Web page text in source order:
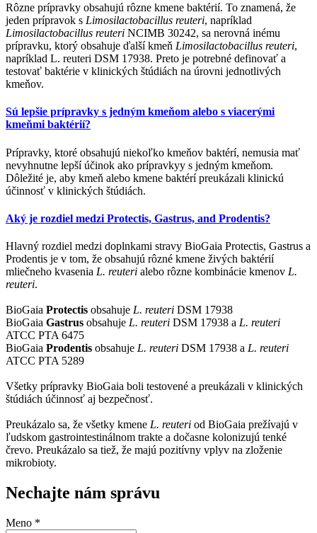
Rôzne prípravky obsahujú rôzne kmene baktérií. To znamená, že
jeden prípravok s Limosilactobacillus reuteri, napríklad
Limosilactobacillus reuteri NCIMB 30242, sa nerovná inému
prípravku, ktorý obsahuje ďalší kmeň Limosilactobacillus reuteri,
napríklad L. reuteri DSM 17938. Preto je potrebné definovať a
testovať baktérie v klinických štúdiách na úrovni jednotlivých
kmeňov.
Sú lepšie prípravky s jedným kmeňom alebo s viacerými
kmeňmi baktérií?
Prípravky, ktoré obsahujú niekoľko kmeňov baktérí, nemusia mať
nevyhnutne lepší účinok ako prípravkyy s jedným kmeňom.
Dôležité je, aby kmeň alebo kmene baktérí preukázali klinickú
účinnosť v klinických štúdiách.
Aký je rozdiel medzi Protectis, Gastrus, and Prodentis?
Hlavný rozdiel medzi doplnkami stravy BioGaia Protectis, Gastrus a
Prodentis je v tom, že obsahujú rôzné kmene živých baktérií
mliečneho kvasenia L. reuteri alebo rôzne kombinácie kmenov L.
reuteri.
BioGaia Protectis obsahuje L. reuteri DSM 17938
BioGaia Gastrus obsahuje L. reuteri DSM 17938 a L. reuteri
ATCC PTA 6475
BioGaia Prodentis obsahuje L. reuteri DSM 17938 a L. reuteri
ATCC PTA 5289
Všetky prípravky BioGaia boli testovené a preukázali v klinických
štúdiách účinnosť aj bezpečnosť.
Preukázalo sa, že všetky kmene L. reuteri od BioGaia prežívajú v
ľudskom gastrointestinálnom trakte a dočasne kolonizujú tenké
črevo. Preukázalo sa tiež, že majú pozitívny vplyv na zloženie
mikrobioty.
Nechajte nám správu
Meno *